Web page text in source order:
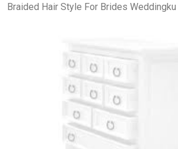
Braided Hair Style For Brides Weddingku